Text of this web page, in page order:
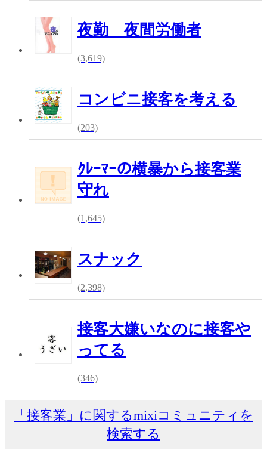
夜勤 夜間労働者
(3,619)
コンビニ接客を考える
(203)
ｸﾚｰﾏｰの横暴から接客業
守れ
(1,645)
スナック
(2,398)
接客大嫌いなのに接客や
ってる
(346)
「接客業」に関するmixiコミュニティを
検索する